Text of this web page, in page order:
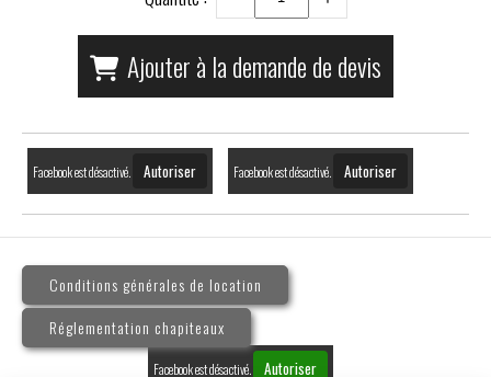
Ajouter à la demande de devis
Facebook est désactivé. Autoriser Facebook est désactivé. Autoriser
Conditions générales de location
Réglementation chapiteaux
Facebook est désactivé. Autoriser